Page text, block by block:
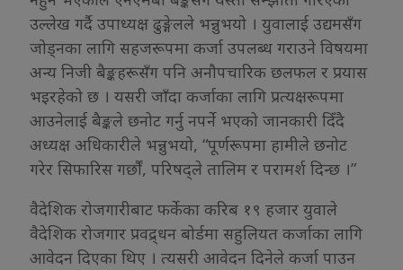
उल्लेख गर्दै उपाध्यक्ष ढुङ्गेलले भन्नुभयो । युवालाई उद्यमसँग
जोड्नका लागि सहजरूपमा कर्जा उपलब्ध गराउने विषयमा
अन्य निजी बैङ्कहरूसँग पनि अनौपचारिक छलफल र प्रयास
भइरहेको छ । यसरी जाँदा कर्जाका लागि प्रत्यक्षरूपमा
आउनेलाई बैङ्कले छनोट गर्नु नपर्ने भएको जानकारी दिँदै
अध्यक्ष अधिकारीले भन्नुभयो, “पूर्णरूपमा हामीले छनोट
गरेर सिफारिस गर्छौं, परिषद्ले तालिम र परामर्श दिन्छ ।”
वैदेशिक रोजगारीबाट फर्केका करिब १९ हजार युवाले
वैदेशिक रोजगार प्रवद्र्धन बोर्डमा सहुलियत कर्जाका लागि
आवेदन दिएका थिए । त्यसरी आवेदन दिनेले कर्जा पाउन